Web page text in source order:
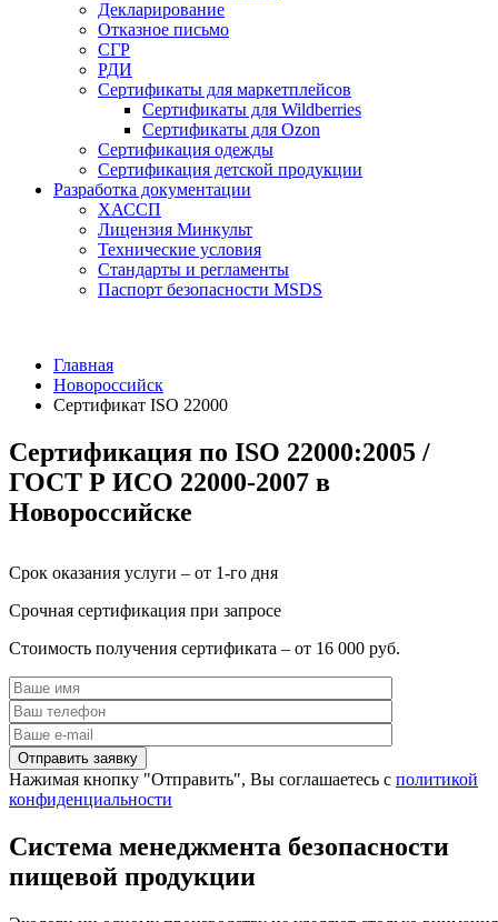
Декларирование
Отказное письмо
СГР
РДИ
Сертификаты для маркетплейсов
Сертификаты для Wildberries
Сертификаты для Ozon
Сертификация одежды
Сертификация детской продукции
Разработка документации
ХАССП
Лицензия Минкульт
Технические условия
Стандарты и регламенты
Паспорт безопасности MSDS
Главная
Новороссийск
Сертификат ISO 22000
Сертификация по ISO 22000:2005 /
ГОСТ Р ИСО 22000-2007 в
Новороссийске
Срок оказания услуги – от 1-го дня
Срочная сертификация при запросе
Стоимость получения сертификата – от 16 000 руб.
Нажимая кнопку "Отправить", Вы соглашаетесь с политикой
конфиденциальности
Система менеджмента безопасности
пищевой продукции